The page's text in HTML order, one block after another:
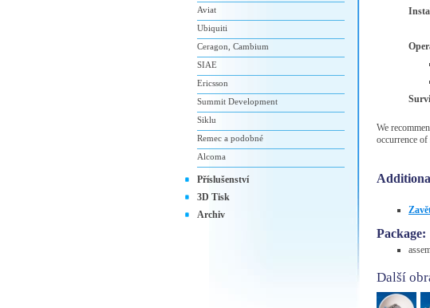
We
occurrence
Package:
Další
Aviat
Ubiquiti
Ceragon, Cambium
SIAE
Ericsson
Summit Development
Siklu
Remec a podobné
Alcoma
Příslušenství
3D Tisk
Archiv